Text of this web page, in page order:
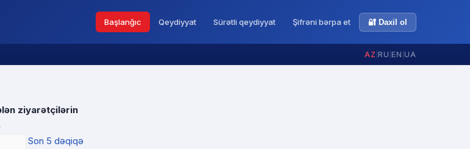
Başlanğıc Qeydiyyat Sürətli qeydiyyat Şifrəni bərpa et 🔐 Daxil ol
AZ RU EN UA
ziyarətçilərin
Son 5 dəqiqə